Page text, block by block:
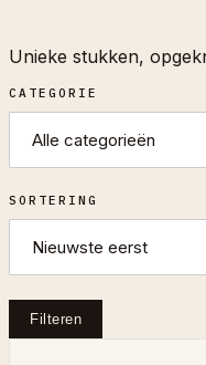
Unieke stukken,
CATEGORIE
SORTERING
Filteren